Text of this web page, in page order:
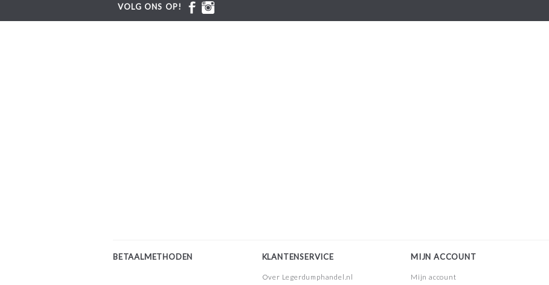
VOLG ONS OP!
BETAALMETHODEN KLANTENSERVICE
Over Legerdumphandel.nl
MIJN ACCOUNT
Mijn account